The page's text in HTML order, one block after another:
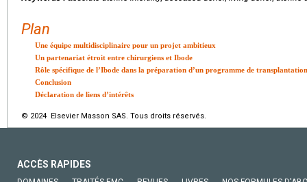
Plan
Une équipe multidisciplinaire pour un projet ambitieux
Un partenariat étroit entre chirurgiens et Ibode
Rôle spécifique de l’Ibode dans la préparation d’un programme de
Conclusion
Déclaration de liens d’intérêts
© 2024 Elsevier Masson SAS. Tous droits réservés.
ACCÈS RAPIDES